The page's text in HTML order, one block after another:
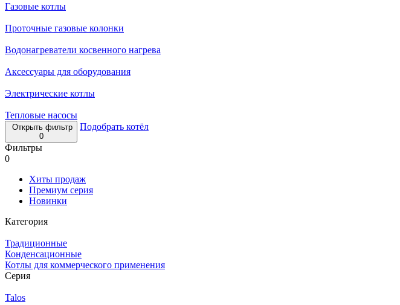
Газовые котлы
Проточные газовые колонки
Водонагреватели косвенного нагрева
Аксессуары для оборудования
Электрические котлы
Тепловые насосы
Открыть фильтр
0
Подобрать котёл
Фильтры
0
Хиты продаж
Премиум серия
Новинки
Категория
Традиционные
Конденсационные
Котлы для коммерческого применения
Серия
Talos